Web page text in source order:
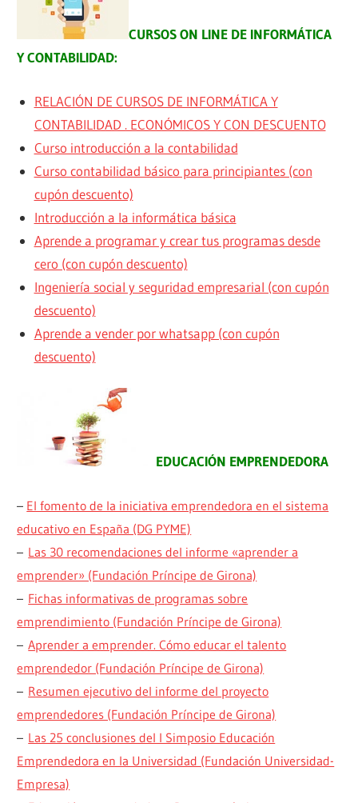
CURSOS ON LINE DE INFORMÁTICA
Y CONTABILIDAD:
RELACIÓN DE CURSOS DE INFORMÁTICA Y
CONTABILIDAD . ECONÓMICOS Y CON DESCUENTO
Curso introducción a la contabilidad
Curso contabilidad básico para principiantes (con
cupón descuento)
Introducción a la informática básica
Aprende a programar y crear tus programas desde
cero (con cupón descuento)
Ingeniería social y seguridad empresarial (con cupón
descuento)
Aprende a vender por whatsapp (con cupón
descuento)
EDUCACIÓN EMPRENDEDORA
– El fomento de la iniciativa emprendedora en el sistema
educativo en España (DG PYME)
– Las 30 recomendaciones del informe «aprender a
emprender» (Fundación Príncipe de Girona)
– Fichas informativas de programas sobre
emprendimiento (Fundación Príncipe de Girona)
–Aprender a emprender. Cómo educar el talento
emprendedor (Fundación Príncipe de Girona)
– Resumen ejecutivo del informe del proyecto
emprendedores (Fundación Príncipe de Girona)
– Las 25 conclusiones del I Simposio Educación
Emprendedora en la Universidad (Fundación Universidad-
Empresa)